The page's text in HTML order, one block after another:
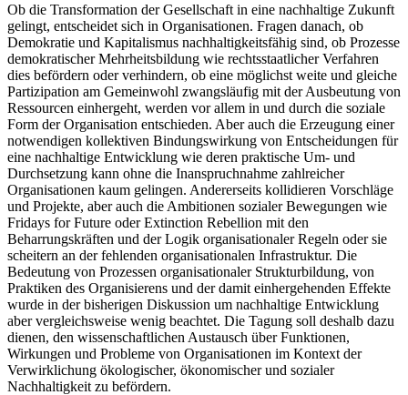
Ob die Transformation der Gesellschaft in eine nachhaltige Zukunft
gelingt, entscheidet sich in Organisationen. Fragen danach, ob
Demokratie und Kapitalismus nachhaltigkeitsfähig sind, ob Prozesse
demokratischer Mehrheitsbildung wie rechtsstaatlicher Verfahren
dies befördern oder verhindern, ob eine möglichst weite und gleiche
Partizipation am Gemeinwohl zwangsläufig mit der Ausbeutung von
Ressourcen einhergeht, werden vor allem in und durch die soziale
Form der Organisation entschieden. Aber auch die Erzeugung einer
notwendigen kollektiven Bindungswirkung von Entscheidungen für
eine nachhaltige Entwicklung wie deren praktische Um- und
Durchsetzung kann ohne die Inanspruchnahme zahlreicher
Organisationen kaum gelingen. Andererseits kollidieren Vorschläge
und Projekte, aber auch die Ambitionen sozialer Bewegungen wie
Fridays for Future oder Extinction Rebellion mit den
Beharrungskräften und der Logik organisationaler Regeln oder sie
scheitern an der fehlenden organisationalen Infrastruktur. Die
Bedeutung von Prozessen organisationaler Strukturbildung, von
Praktiken des Organisierens und der damit einhergehenden Effekte
wurde in der bisherigen Diskussion um nachhaltige Entwicklung
aber vergleichsweise wenig beachtet. Die Tagung soll deshalb dazu
dienen, den wissenschaftlichen Austausch über Funktionen,
Wirkungen und Probleme von Organisationen im Kontext der
Verwirklichung ökologischer, ökonomischer und sozialer
Nachhaltigkeit zu befördern.